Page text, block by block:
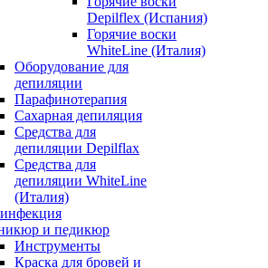
Depilflex (Испания)
Горячие воски
WhiteLine (Италия)
Оборудование для
депиляции
Парафинотерапия
Сахарная депиляция
Средства для
депиляции Depilflax
Средства для
депиляции WhiteLine
(Италия)
и педикюр
Инструменты
Краска для бровей и